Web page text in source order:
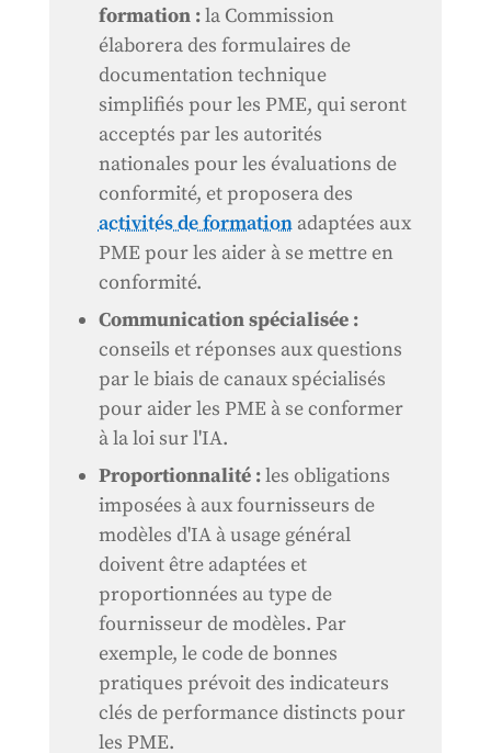
formation :la Commission
élaborera des formulaires de
documentation technique
simplifiés pour les PME, qui seront
acceptés par les autorités
nationales pour les évaluations de
conformité, et proposera des
activités de formationadaptées aux
PME pour les aider à se mettre en
conformité.
Communication spécialisée :
conseils et réponses aux questions
par le biais de canaux spécialisés
pour aider les PME à se conformer
à la loi sur l'IA.
Proportionnalité :les obligations
imposées à aux fournisseurs de
modèles d'IA à usage général
doivent être adaptées et
proportionnées au type de
fournisseur de modèles. Par
exemple, le code de bonnes
pratiques prévoit des indicateurs
clés de performance distincts pour
les PME.